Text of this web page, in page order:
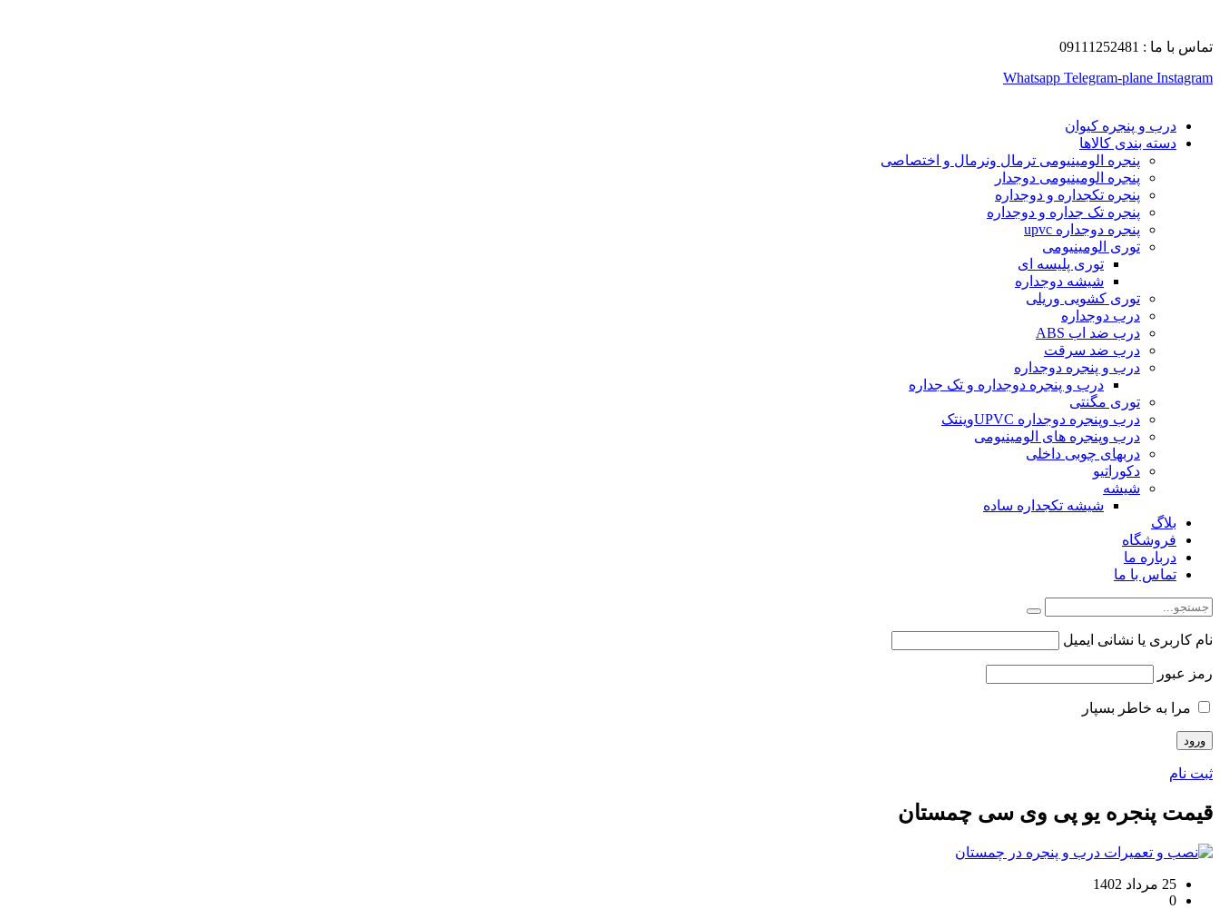
تماس با ما : 09111252481
Whatsapp Telegram-plane Instagram
درب و پنجره کیوان
دسته بندی کالاها
پنجره الومینیومی ترمال ونرمال و اختصاصی
پنجره الومینیومی دوجدار
پنجره تکجداره و دوجداره
پنجره تک جداره و دوجداره
پنجره دوجداره upvc
توری الومینیومی
توری پلیسه ای
شیشه دوجداره
توری کشویی وریلی
درب دوجداره
درب ضد اب ABS
درب ضد سرقت
درب و پنجره دوجداره
درب و پنجره دوجداره و تک جداره
توری مگنتی
درب وپنجره دوجداره UPVCوینتک
درب وپنجره های الومینیومی
دربهای چوبی داخلی
دکوراتیو
شیشه
شیشه تکجداره ساده
بلاگ
فروشگاه
درباره ما
تماس با ما
نام کاربری یا نشانی ایمیل
رمز عبور
مرا به خاطر بسپار
ثبت نام
قیمت پنجره یو پی وی سی چمستان
25 مرداد 1402
0